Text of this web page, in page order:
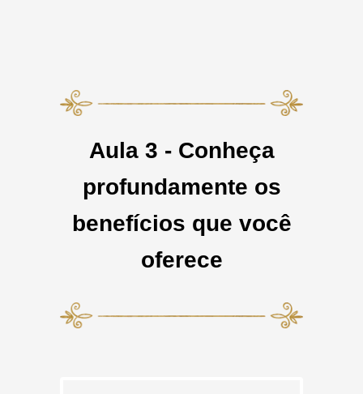
Aula 3 - Conheça
profundamente os
benefícios que você
oferece